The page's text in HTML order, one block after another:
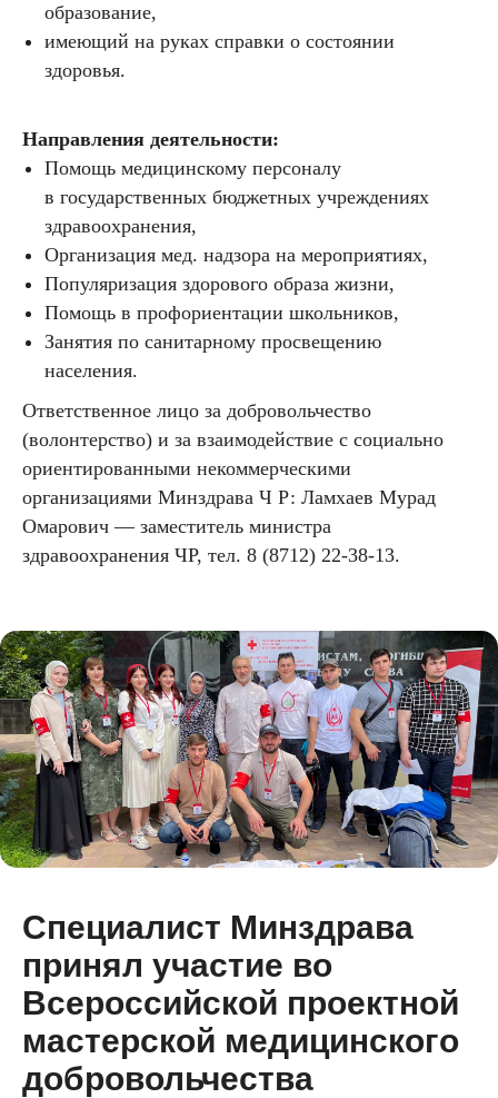
образование,
имеющий на руках справки о состоянии
здоровья.
Направления деятельности:
Помощь медицинскому персоналу
в государственных бюджетных учреждениях
здравоохранения,
Организация мед. надзора на мероприятиях,
Популяризация здорового образа жизни,
Помощь в профориентации школьников,
Занятия по санитарному просвещению
населения.
Ответственное лицо за добровольчество
(волонтерство) и за взаимодействие с социально
ориентированными некоммерческими
организациями Минздрава Ч Р: Ламхаев Мурад
Омарович — заместитель министра
здравоохранения ЧР, тел. 8 (8712) 22-38-13.
Специалист Минздрава
принял участие во
Всероссийской проектной
мастерской медицинского
добровольчества